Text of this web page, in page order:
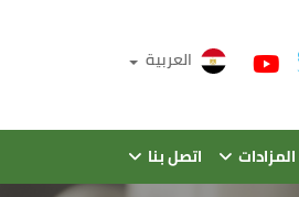
العربية
اتصل بنا